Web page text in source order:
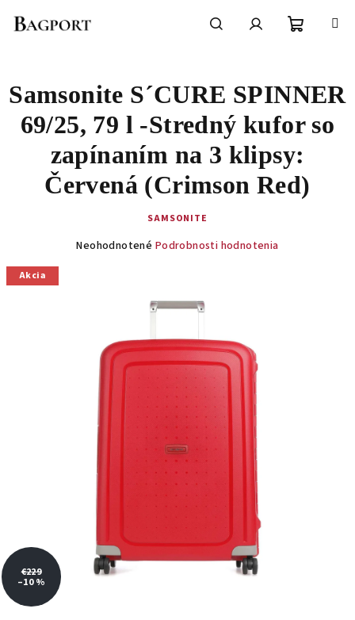
košík
Samsonite S´CURE SPINNER
69/25, 79 l -Stredný kufor so
zapínaním na 3 klipsy:
Červená (Crimson Red)
SAMSONITE
produktu
Neohodnotené Podrobnosti hodnotenia
Akcia
€229
–10 %